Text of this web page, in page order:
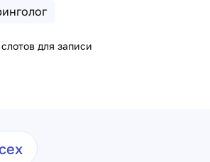
для записи